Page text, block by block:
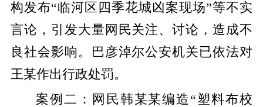
构发布“临河区四季花城凶案现场”等不实
言论，引发大量网民关注、讨论，造成不
良社会影响。巴彦淖尔公安机关已依法对
王某作出行政处罚。
案例二：网民韩某某编造“塑料布校